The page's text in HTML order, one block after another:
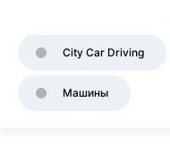
City Car Driving
Машины